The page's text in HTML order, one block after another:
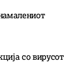
со вирусот